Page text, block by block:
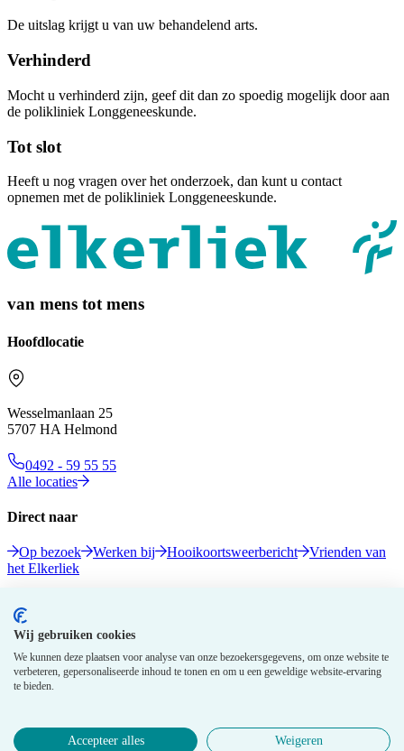
Wij gebruiken cookies
We kunnen deze plaatsen voor analyse van onze bezoekersgegevens, om onze website te
verbeteren, gepersonaliseerde inhoud te tonen en om u een geweldige website-ervaring
te bieden.
Accepteer alles Weigeren
De uitslag krijgt u van uw behandelend arts.
Verhinderd
Mocht u verhinderd zijn, geef dit dan zo spoedig mogelijk door aan
de polikliniek Longgeneeskunde.
Tot slot
Heeft u nog vragen over het onderzoek, dan kunt u contact
opnemen met de polikliniek Longgeneeskunde.
van mens tot mens
Hoofdlocatie
Wesselmanlaan 25
5707 HA Helmond
0492 - 59 55 55
Alle locaties
Direct naar
Op bezoek Werken bij Hooikoortsweerbericht
Vrienden van
het Elkerliek
Volg ons